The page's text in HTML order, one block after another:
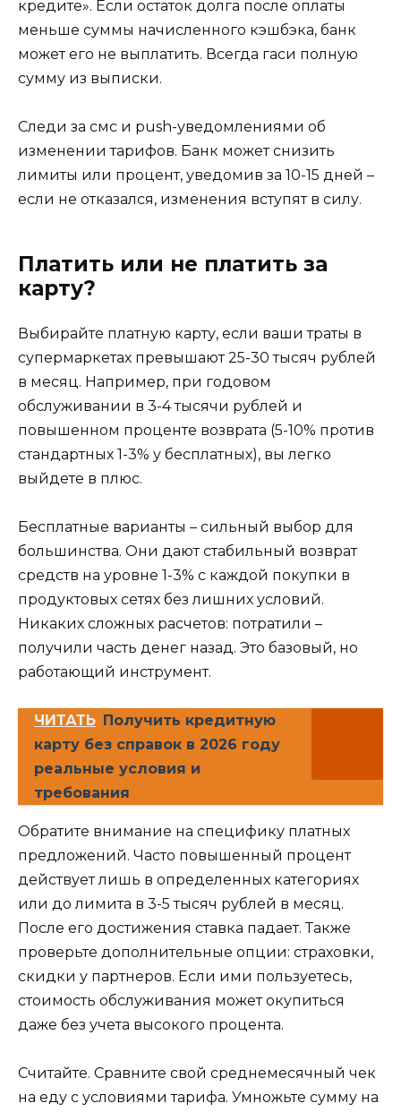
кредите». Если остаток долга после оплаты
меньше суммы начисленного кэшбэка, банк
может его не выплатить. Всегда гаси полную
сумму из выписки.
Следи за смс и push-уведомлениями об
изменении тарифов. Банк может снизить
лимиты или процент, уведомив за 10-15 дней –
если не отказался, изменения вступят в силу.
Платить или не платить за
карту?
Выбирайте платную карту, если ваши траты в
супермаркетах превышают 25-30 тысяч рублей
в месяц. Например, при годовом
обслуживании в 3-4 тысячи рублей и
повышенном проценте возврата (5-10% против
стандартных 1-3% у бесплатных), вы легко
выйдете в плюс.
Бесплатные варианты – сильный выбор для
большинства. Они дают стабильный возврат
средств на уровне 1-3% с каждой покупки в
продуктовых сетях без лишних условий.
Никаких сложных расчетов: потратили –
получили часть денег назад. Это базовый, но
работающий инструмент.
ЧИТАТЬ Получить кредитную
карту без справок в 2026 году
реальные условия и
требования
Обратите внимание на специфику платных
предложений. Часто повышенный процент
действует лишь в определенных категориях
или до лимита в 3-5 тысяч рублей в месяц.
После его достижения ставка падает. Также
проверьте дополнительные опции: страховки,
скидки у партнеров. Если ими пользуетесь,
стоимость обслуживания может окупиться
даже без учета высокого процента.
Считайте. Сравните свой среднемесячный чек
на еду с условиями тарифа. Умножьте сумму на